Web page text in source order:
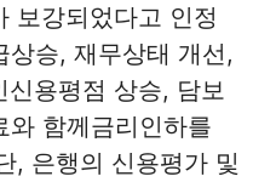
보강되었다고 인정
상승, 재무상태 개선,
용평점 상승, 담보
와 함께금리인하를
, 은행의 신용평가 및